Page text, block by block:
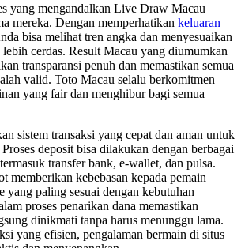
yang mengandalkan Live Draw Macau
mereka. Dengan memperhatikan keluaran
bisa melihat tren angka dan menyesuaikan
cerdas. Result Macau yang diumumkan
transparansi penuh dan memastikan semua
valid. Toto Macau selalu berkomitmen
yang fair dan menghibur bagi semua
sistem transaksi yang cepat dan aman untuk
deposit bisa dilakukan dengan berbagai
transfer bank, e-wallet, dan pulsa.
memberikan kebebasan kepada pemain
yang paling sesuai dengan kebutuhan
proses penarikan dana memastikan
dinikmati tanpa harus menunggu lama.
yang efisien, pengalaman bermain di situs